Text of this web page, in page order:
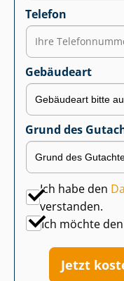
Telefon
Gebäudeart
Grund des
Ich habe den
verstanden.
Ich möchte
Jetzt